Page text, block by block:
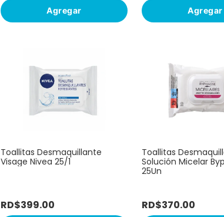
Agregar Agregar
Toallitas Desmaquillante
Visage Nivea 25/1
RD$399.00
Toallitas
Solución Micelar
25Un
RD$370.00